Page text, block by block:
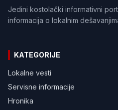
Jedini kostolački informativni
informacija o lokalnim
KATEGORIJE
Lokalne vesti
Servisne informacije
Hronika